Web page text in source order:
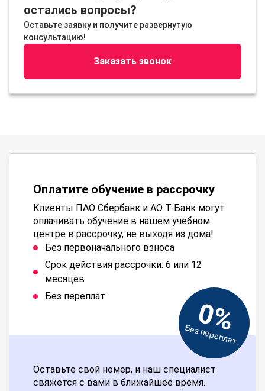
остались вопросы?
Оставьте заявку и получите развернутую
консультацию!
Заказать звонок
Оплатите обучение в рассрочку
Клиенты ПАО Сбербанк и АО Т-Банк могут
оплачивать обучение в нашем учебном
центре в рассрочку, не выходя из дома!
Без первоначального взноса
Срок действия рассрочки: 6 или 12
месяцев
Без переплат
0%
Без переплат
Оставьте свой номер, и наш специалист
свяжется с вами в ближайшее время.